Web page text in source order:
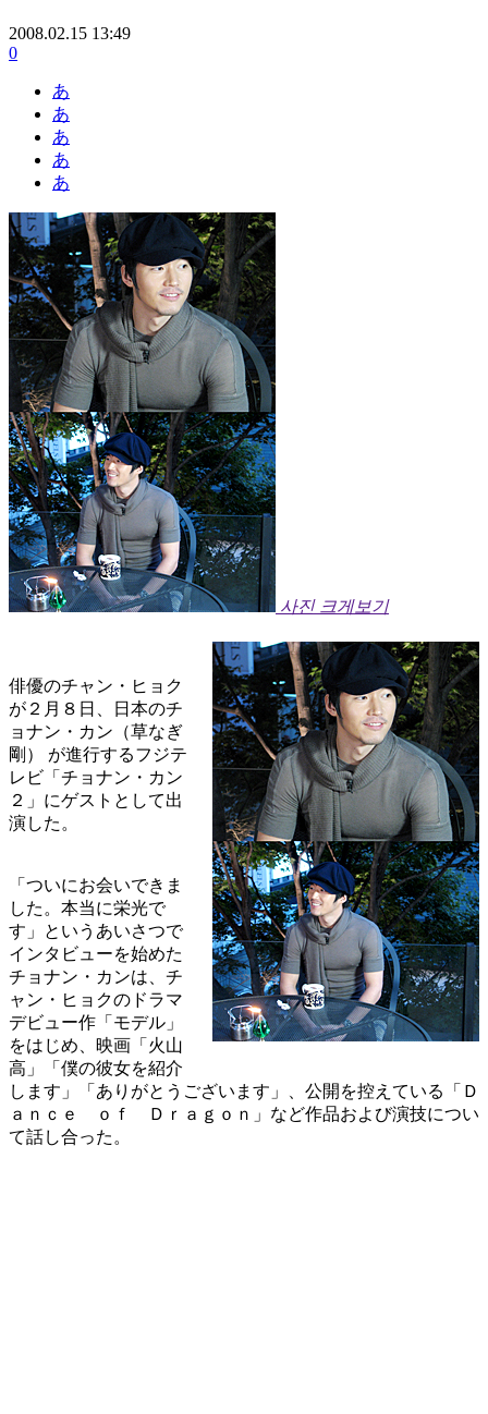
2008.02.15 13:49
0
あ
あ
あ
あ
あ
사진 크게보기
俳優のチャン・ヒョク
が２月８日、日本のチ
ョナン・カン（草なぎ
剛） が進行するフジテ
レビ「チョナン・カン
２」にゲストとして出
演した。
「ついにお会いできま
した。本当に栄光で
す」というあいさつで
インタビューを始めた
チョナン・カンは、チ
ャン・ヒョクのドラマ
デビュー作「モデル」
をはじめ、映画「火山
高」「僕の彼女を紹介
します」「ありがとうございます」、公開を控えている「Ｄ
ａｎｃｅ ｏｆ Ｄｒａｇｏｎ」など作品および演技につい
て話し合った。